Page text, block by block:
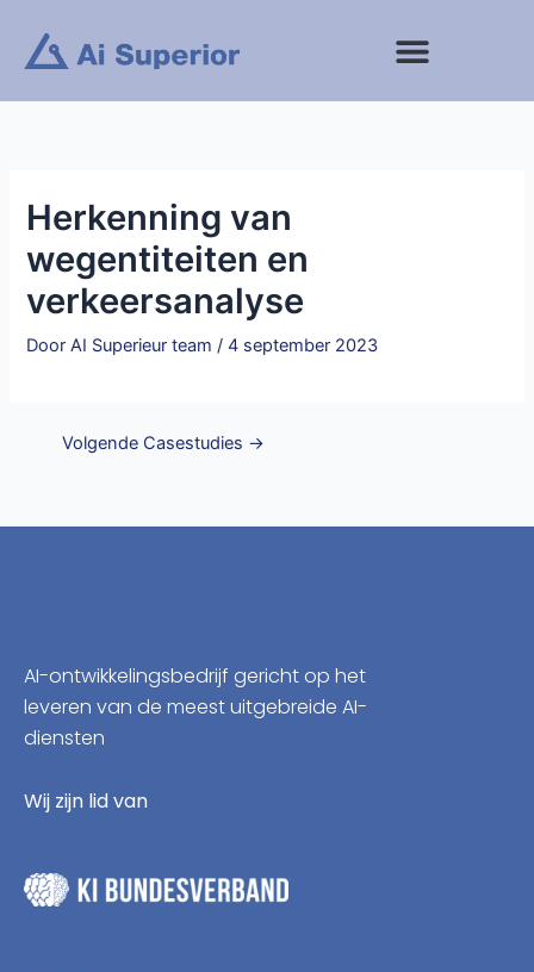
inhoud
Herkenning van
wegentiteiten en
verkeersanalyse
DoorAI Superieur team/4 september 2023
Volgende Casestudies →
AI-ontwikkelingsbedrijf gericht op het
leveren van de meest uitgebreide AI-
diensten
Wij zijn lid van